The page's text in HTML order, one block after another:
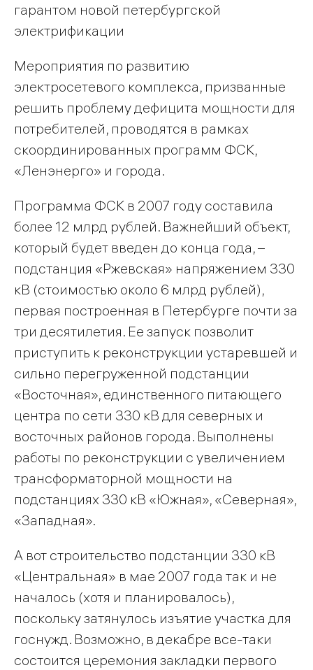
гарантом новой петербургской
электрификации
Мероприятия по развитию
электросетевого комплекса, призванные
решить проблему дефицита мощности для
потребителей, проводятся в рамках
скоординированных программ ФСК,
«Ленэнерго» и города.
Программа ФСК в 2007 году составила
более 12 млрд рублей. Важнейший объект,
который будет введен до конца года, –
подстанция «Ржевская» напряжением 330
кВ (стоимостью около 6 млрд рублей),
первая построенная в Петербурге почти за
три десятилетия. Ее запуск позволит
приступить к реконструкции устаревшей и
сильно перегруженной подстанции
«Восточная», единственного питающего
центра по сети 330 кВ для северных и
восточных районов города. Выполнены
работы по реконструкции с увеличением
трансформаторной мощности на
подстанциях 330 кВ «Южная», «Северная»,
«Западная».
А вот строительство подстанции 330 кВ
«Центральная» в мае 2007 года так и не
началось (хотя и планировалось),
поскольку затянулось изъятие участка для
госнужд. Возможно, в декабре все-таки
состоится церемония закладки первого